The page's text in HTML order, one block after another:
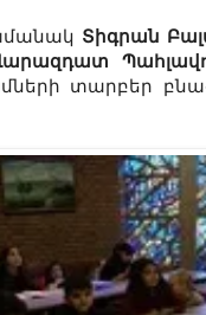
Տիգրան
տարբեր